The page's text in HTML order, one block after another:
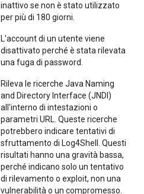
inattivo se non è stato utilizzato
per più di 180 giorni.
L'account di un utente viene
disattivato perché è stata rilevata
una fuga di password.
Rileva le ricerche Java Naming
and Directory Interface (JNDI)
all'interno di intestazioni o
parametri URL. Queste ricerche
potrebbero indicare tentativi di
sfruttamento di Log4Shell. Questi
risultati hanno una gravità bassa,
perché indicano solo un tentativo
di rilevamento o exploit, non una
vulnerabilità o un compromesso.